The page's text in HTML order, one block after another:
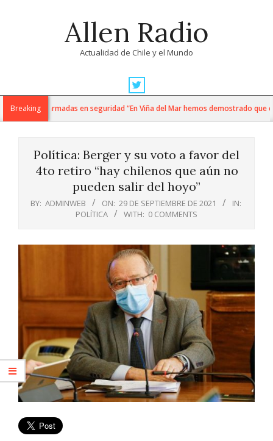
Allen Radio
Actualidad de Chile y el Mundo
Navigation
MenuBreaking
y fuerzas armadas en seguridad “En Viña del Mar hemos demostrado que
Política: Berger y su voto a favor del
4to retiro “hay chilenos que aún no
pueden salir del hoyo”
BY: ADMINWEB ON: 29 DE SEPTIEMBRE DE 2021
IN:
POLÍTICA
WITH: 0 COMMENTS